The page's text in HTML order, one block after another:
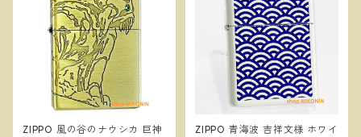
ZIPPO 風の谷のナウシカ 巨神
ZIPPO 青海波 吉祥文様 ホワイ